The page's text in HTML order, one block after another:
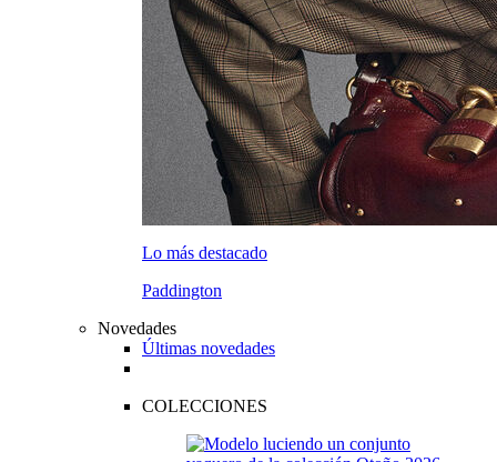
Lo más destacado
Paddington
Novedades
Últimas novedades
COLECCIONES